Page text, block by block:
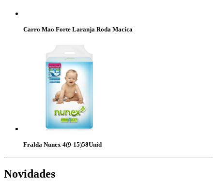
Carro Mao Forte Laranja Roda Macica
Fralda Nunex 4(9-15)58Unid
Novidades